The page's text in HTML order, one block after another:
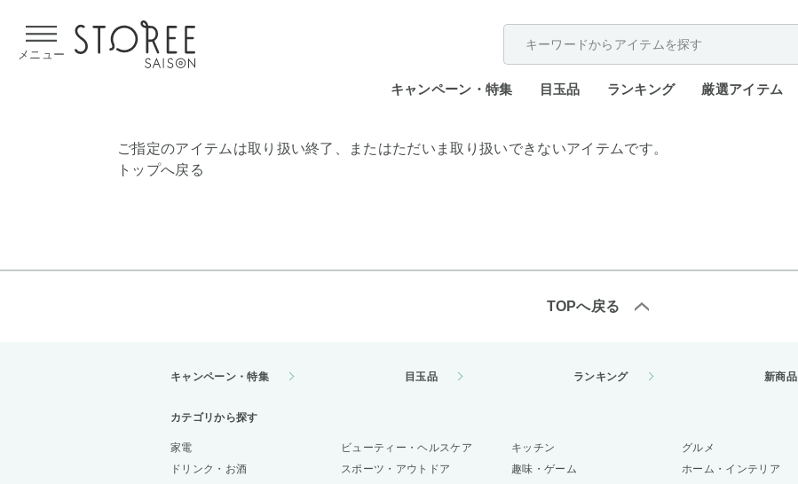
メニュー
キャンペーン・特集 目玉品 ランキング 厳選アイテム
ご指定のアイテムは取り扱い終了、またはただいま取り扱いできないアイテムです。
トップへ戻る
TOPへ戻る
キャンペーン・特集 目玉品 ランキング 新商品
カテゴリから探す
家電 ビューティー・ヘルスケア キッチン グルメ
ドリンク・お酒
スポーツ・アウトドア 趣味・ゲーム ホーム・インテリア